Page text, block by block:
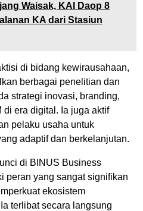
Waisak, KAI Daop 8
KA dari Stasiun
di bidang kewirausahaan,
berbagai penelitian dan
strategi inovasi, branding,
era digital. Ia juga aktif
pelaku usaha untuk
adaptif dan berkelanjutan.
di BINUS Business
peran yang sangat signifikan
ekosistem
terlibat secara langsung